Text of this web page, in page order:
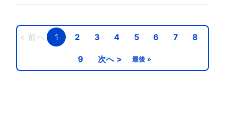
< 前へ 1 2 3 4 5 6 7 8
9 次へ > 最後 »